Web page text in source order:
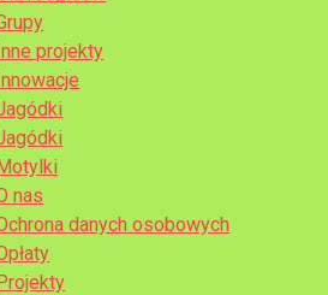
projekty
nas
danych osobowych